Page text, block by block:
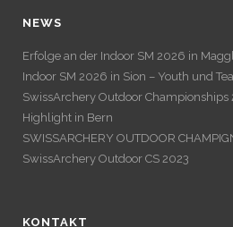
NEWS
Erfolge an der Indoor SM 2026 in
Indoor SM 2026 in Sion – Youth und
SwissArchery Outdoor Championships
Highlight in Bern
SWISSARCHERY OUTDOOR
SwissArchery Outdoor CS 2023
KONTAKT